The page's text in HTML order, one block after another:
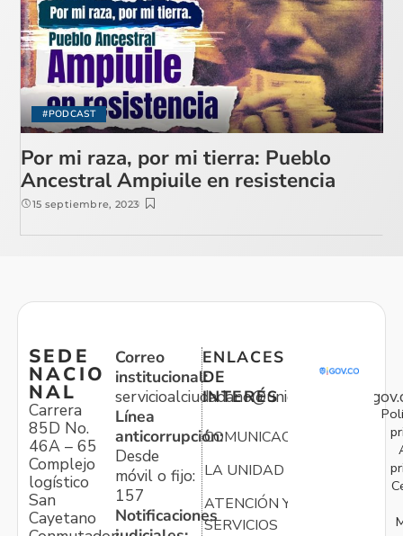
#PODCAST
Por mi raza, por mi tierra: Pueblo
Ancestral Ampiuile en resistencia
15 septiembre, 2023
SEDE
NACIO
NAL
Carrera
85D No.
46A – 65
Complejo
logístico
San
Cayetano
Correo
institucional:
Línea
anticorrupción:
Desde
móvil o fijo:
157
Notificaciones
ENLACES
DE
INTERÉS
COMUNICACIONES
LA UNIDAD
ATENCIÓN Y
SERVICIOS